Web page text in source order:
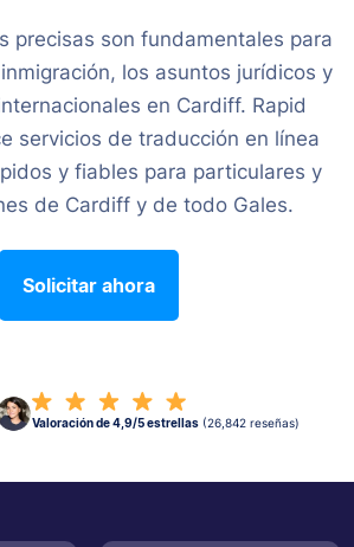
precisas son fundamentales para
los asuntos jurídicos y
en Cardiff. Rapid
servicios de traducción en línea
y fiables para particulares y
de Cardiff y de todo Gales.
Solicitar ahora
Valoración de 4,9/5 estrellas (26,842 reseñas)